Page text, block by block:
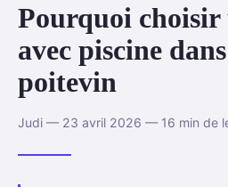
Pourquoi choisir
avec piscine
poitevin
Judi — 23 avril 2026 — 16 min de